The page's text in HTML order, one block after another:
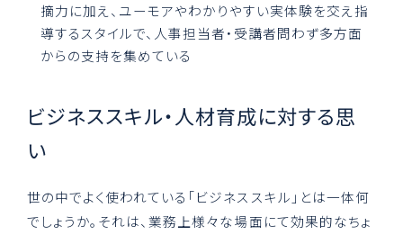
摘力に加え、ユーモアやわかりやすい実体験を交え指
導するスタイルで、人事担当者・受講者問わず多方面
からの支持を集めている
ビジネススキル・人材育成に対する思
い
世の中でよく使われている「ビジネススキル」とは一体何
でしょうか。それは、業務上様々な場面にて効果的なちょ